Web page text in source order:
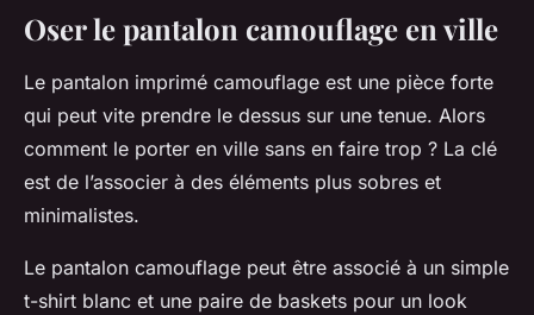
Oser le pantalon camouflage en ville
Le pantalon imprimé camouflage est une pièce forte
qui peut vite prendre le dessus sur une tenue. Alors
comment le porter en ville sans en faire trop ? La clé
est de l’associer à des éléments plus sobres et
minimalistes.
Le pantalon camouflage peut être associé à un simple
t-shirt blanc et une paire de baskets pour un look